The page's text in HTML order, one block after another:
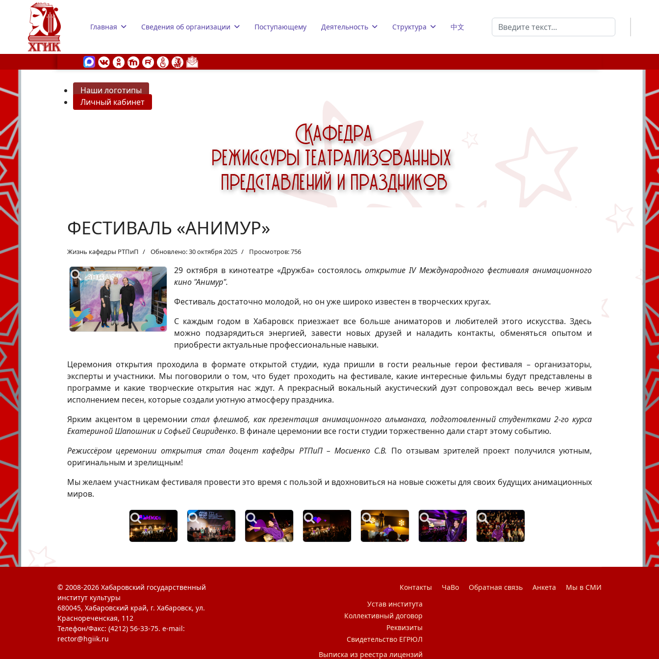
Главная Сведения об организации Поступающему Деятельность Структура 中文
Поиск
Наши логотипы
Личный кабинет
ФЕСТИВАЛЬ «АНИМУР»
Жизнь кафедры РТПиП Обновлено: 30 октября 2025 Просмотров: 756
29 октября в кинотеатре «Дружба» состоялосьоткрытие IV Международного фестиваля анимационного
кино "Анимур".
Фестиваль достаточно молодой, но он уже широко известен в творческих кругах.
С каждым годом в Хабаровск приезжает все больше аниматоров и любителей этого искусства. Здесь
можно подзарядиться энергией, завести новых друзей и наладить контакты, обменяться опытом и
приобрести актуальные профессиональные навыки.
Церемония открытия проходила в формате открытой студии, куда пришли в гости реальные герои фестиваля – организаторы,
эксперты и участники. Мы поговорили о том, что будет проходить на фестивале, какие интересные фильмы будут представлены в
программе и какие творческие открытия нас ждут. А прекрасный вокальный акустический дуэт сопровождал весь вечер живым
исполнением песен, которые создали уютную атмосферу праздника.
Ярким акцентом в церемониистал флешмоб, как презентация анимационного альманаха, подготовленный студентками 2-го курса
Екатериной Шапошник и Софьей Свириденко. В финале церемонии все гости студии торжественно дали старт этому событию.
Режиссёром церемонии открытия стал доцент кафедры РТПиП – Мосиенко С.В. По отзывам зрителей проект получился уютным,
оригинальным и зрелищным!
Мы желаем участникам фестиваля провести это время с пользой и вдохновиться на новые сюжеты для своих будущих анимационных
миров.
© 2008-2026 Хабаровский государственный
институт культуры
680045, Хабаровский край, г. Хабаровск, ул.
Краснореченская, 112
Телефон/Факс: (4212) 56-33-75. e-mail:
rector@hgiik.ru
Контакты ЧаВо Обратная связь Анкета
Мы в СМИ
Устав института
Коллективный договор
Реквизиты
Свидетельство ЕГРЮЛ
Выписка из реестра лицензий